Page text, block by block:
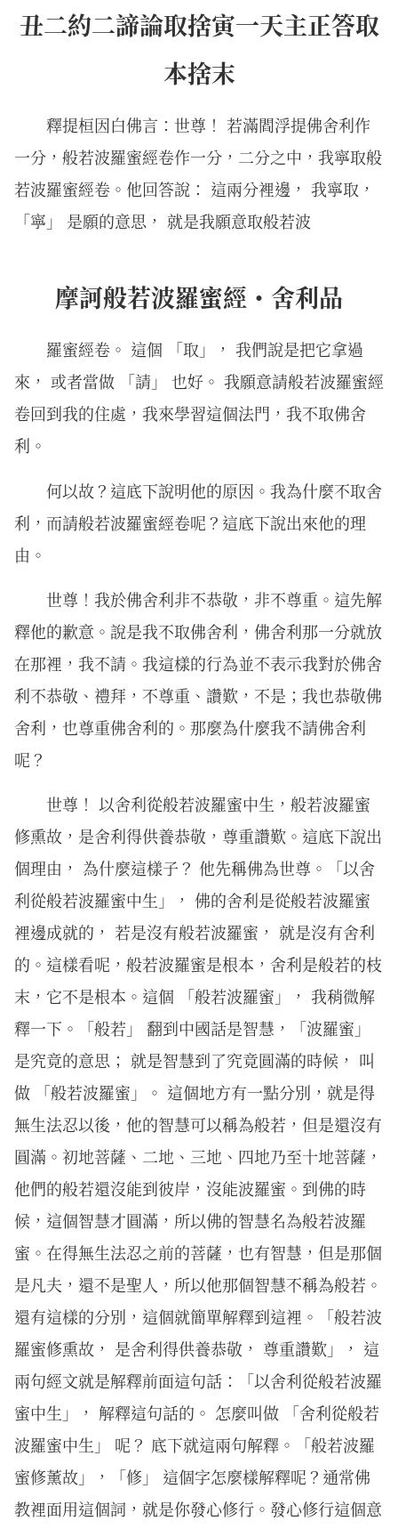
丑二約二諦論取捨寅一天主正答取
本捨末
釋提桓因白佛言：世尊！ 若滿閻浮提佛舍利作
一分，般若波羅蜜經卷作一分，二分之中，我寧取般
若波羅蜜經卷。他回答說： 這兩分裡邊， 我寧取，
「寧」 是願的意思， 就是我願意取般若波
摩訶般若波羅蜜經・舍利品
羅蜜經卷。 這個 「取」， 我們說是把它拿過
來， 或者當做 「請」 也好。 我願意請般若波羅蜜經
卷回到我的住處，我來學習這個法門，我不取佛舍
利。
何以故？這底下說明他的原因。我為什麼不取舍
利，而請般若波羅蜜經卷呢？這底下說出來他的理
由。
世尊！我於佛舍利非不恭敬，非不尊重。這先解
釋他的歉意。說是我不取佛舍利，佛舍利那一分就放
在那裡，我不請。我這樣的行為並不表示我對於佛舍
利不恭敬、禮拜，不尊重、讚歎，不是；我也恭敬佛
舍利，也尊重佛舍利的。那麼為什麼我不請佛舍利
呢？
世尊！ 以舍利從般若波羅蜜中生，般若波羅蜜
修熏故，是舍利得供養恭敬，尊重讚歎。這底下說出
個理由， 為什麼這樣子？ 他先稱佛為世尊。「以舍
利從般若波羅蜜中生」， 佛的舍利是從般若波羅蜜
裡邊成就的， 若是沒有般若波羅蜜， 就是沒有舍利
的。這樣看呢，般若波羅蜜是根本，舍利是般若的枝
末，它不是根本。這個 「般若波羅蜜」， 我稍微解
釋一下。「般若」 翻到中國話是智慧，「波羅蜜」
是究竟的意思； 就是智慧到了究竟圓滿的時候， 叫
做 「般若波羅蜜」。 這個地方有一點分別，就是得
無生法忍以後，他的智慧可以稱為般若，但是還沒有
圓滿。初地菩薩、二地、三地、四地乃至十地菩薩，
他們的般若還沒能到彼岸，沒能波羅蜜。到佛的時
候，這個智慧才圓滿，所以佛的智慧名為般若波羅
蜜。在得無生法忍之前的菩薩，也有智慧，但是那個
是凡夫，還不是聖人，所以他那個智慧不稱為般若。
還有這樣的分別，這個就簡單解釋到這裡。「般若波
羅蜜修熏故， 是舍利得供養恭敬， 尊重讚歎」， 這
兩句經文就是解釋前面這句話：「以舍利從般若波羅
蜜中生」， 解釋這句話的。 怎麼叫做 「舍利從般若
波羅蜜中生」 呢？ 底下就這兩句解釋。「般若波羅
蜜修薰故」，「修」 這個字怎麼樣解釋呢？通常佛
教裡面用這個詞，就是你發心修行。發心修行這個意